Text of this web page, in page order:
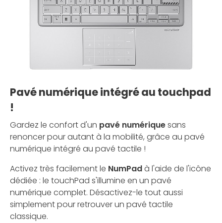
Pavé numérique intégré au touchpad
!
Gardez le confort d'un pavé numériquesans
renoncer pour autant à la mobilité, grâce au pavé
numérique intégré au pavé tactile !
Activez très facilement le NumPadà l'aide de l'icône
dédiée : le touchPad s'illumine en un pavé
numérique complet. Désactivez-le tout aussi
simplement pour retrouver un pavé tactile
classique.